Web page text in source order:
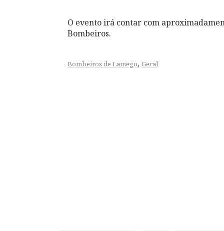
O evento irá contar com
Bombeiros.
Bombeiros de Lamego, Geral